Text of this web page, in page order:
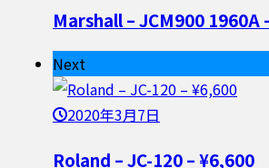
Marshall – JCM900 1960A
Next
2020年3月7日
Roland – JC-120 – ¥6,600